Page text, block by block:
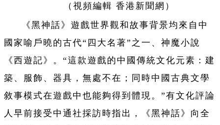
（視頻編輯 香港新聞網）
《黑神話》遊戲世界觀和故事背景均來自中
國家喻戶曉的古代“四大名著”之一、神魔小說
《西遊記》。“這款遊戲的中國傳統文化元素：建
築、服飾、器具，無處不在；同時中國古典文學
敘事模式在遊戲中也能夠得到體現。”有文化評論
人早前接受中通社採訪時指出，《黑神話》向全